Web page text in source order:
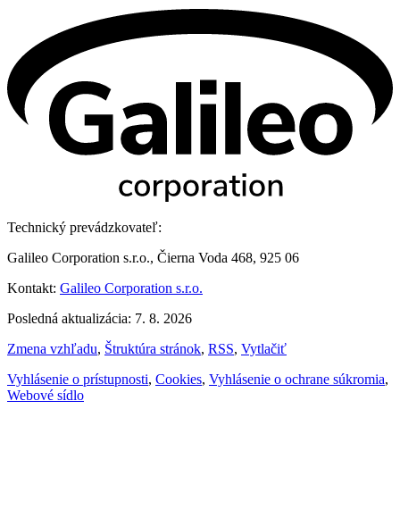
Technický prevádzkovateľ:
Galileo Corporation s.r.o., Čierna Voda 468, 925 06
Kontakt: Galileo Corporation s.r.o.
Posledná aktualizácia: 7. 8. 2026
Zmena vzhľadu, Štruktúra stránok, RSS, Vytlačiť
Vyhlásenie o prístupnosti, Cookies, Vyhlásenie o ochrane súkromia,
Webové sídlo